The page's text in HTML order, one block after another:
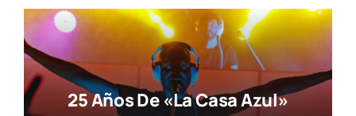
25 Años De «La Casa Azul»